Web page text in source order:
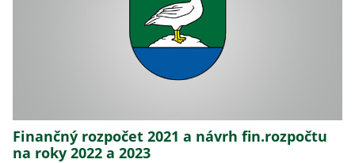
Finančný rozpočet 2021 a návrh fin.rozpočtu
na roky 2022 a 2023